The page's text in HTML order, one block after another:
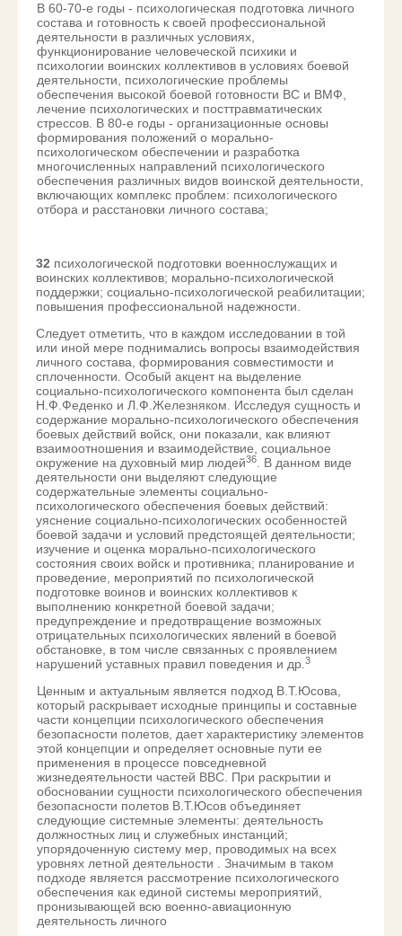
В 60-70-е годы - психологическая подготовка личного
состава и готовность к своей профессиональной
деятельности в различных условиях,
функционирование человеческой психики и
психологии воинских коллективов в условиях боевой
деятельности, психологические проблемы
обеспечения высокой боевой готовности ВС и ВМФ,
лечение психологических и посттравматических
стрессов. В 80-е годы - организационные основы
формирования положений о морально-
психологическом обеспечении и разработка
многочисленных направлений психологического
обеспечения различных видов воинской деятельности,
включающих комплекс проблем: психологического
отбора и расстановки личного состава;
32 психологической подготовки военнослужащих и
воинских коллективов; морально-психологической
поддержки; социально-психологической реабилитации;
повышения профессиональной надежности.
Следует отметить, что в каждом исследовании в той
или иной мере поднимались вопросы взаимодействия
личного состава, формирования совместимости и
сплоченности. Особый акцент на выделение
социально-психологического компонента был сделан
Н.Ф.Феденко и Л.Ф.Железняком. Исследуя сущность и
содержание морально-психологического обеспечения
боевых действий войск, они показали, как влияют
взаимоотношения и взаимодействие, социальное
окружение на духовный мир людей36
. В данном виде
деятельности они выделяют следующие
содержательные элементы социально-
психологического обеспечения боевых действий:
уяснение социально-психологических особенностей
боевой задачи и условий предстоящей деятельности;
изучение и оценка морально-психологического
состояния своих войск и противника; планирование и
проведение, мероприятий по психологической
подготовке воинов и воинских коллективов к
выполнению конкретной боевой задачи;
предупреждение и предотвращение возможных
отрицательных психологических явлений в боевой
обстановке, в том числе связанных с проявлением
нарушений уставных правил поведения и др. 3
Ценным и актуальным является подход В.Т.Юсова,
который раскрывает исходные принципы и составные
части концепции психологического обеспечения
безопасности полетов, дает характеристику элементов
этой концепции и определяет основные пути ее
применения в процессе повседневной
жизнедеятельности частей ВВС. При раскрытии и
обосновании сущности психологического обеспечения
безопасности полетов В.Т.Юсов объединяет
следующие системные элементы: деятельность
должностных лиц и служебных инстанций;
упорядоченную систему мер, проводимых на всех
уровнях летной деятельности . Значимым в таком
подходе является рассмотрение психологического
обеспечения как единой системы мероприятий,
пронизывающей всю военно-авиационную
деятельность личного